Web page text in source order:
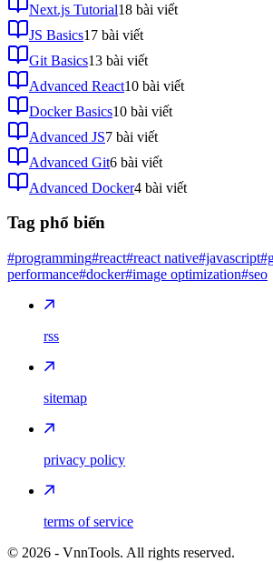
Next.js Tutorial18 bài viết
JS Basics17 bài viết
Git Basics13 bài viết
Advanced React10 bài viết
Docker Basics10 bài viết
Advanced JS7 bài viết
Advanced Git6 bài viết
Advanced Docker4 bài viết
Tag phổ biến
#programming#react#react native#javascript
performance#docker#image optimization#seo
rss
sitemap
privacy policy
terms of service
© 2026 - VnnTools. All rights reserved.